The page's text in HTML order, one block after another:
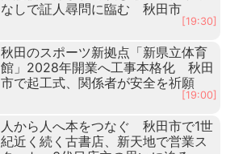
なしで証人尋問に臨む 秋田市
[19:30]
秋田のスポーツ新拠点「新県立体育
館」2028年開業へ工事本格化 秋田
市で起工式、関係者が安全を祈願
[19:00]
人から人へ本をつなぐ 秋田市で1世
紀近く続く古書店、新天地で営業ス